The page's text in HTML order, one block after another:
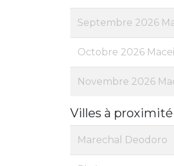
Septembre 2026
Octobre 2026
Novembre 2026
Villes à
Marechal Deodoro